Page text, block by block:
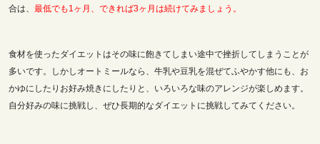
合は、 最低でも1ヶ月、できれば3ヶ月は続けてみましょう。
食材を使ったダイエットはその味に飽きてしまい途中で挫折してしまうことが
多いです。しかしオートミールなら、牛乳や豆乳を混ぜてふやかす他にも、お
かゆにしたりお好み焼きにしたりと、いろいろな味のアレンジが楽しめます。
自分好みの味に挑戦し、ぜひ長期的なダイエットに挑戦してみてください。